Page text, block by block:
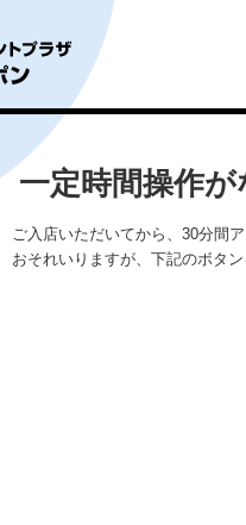
一定時間操作
ご入店いただいてから、30分間
おそれいりますが、下記のボタ